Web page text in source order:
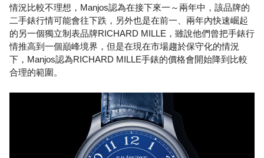
情況比較不理想，Manjos認為在接下來一～兩年中，該品牌的
二手錶行情可能會往下跌，另外也是在前一、兩年內快速崛起
的另一個獨立制表品牌RICHARD MILLE，雖說他們曾把手錶行
情推高到一個巔峰境界，但是在現在市場趨於保守化的情況
下，Manjos認為RICHARD MILLE手錶的價格會開始降到比較
合理的範圍。